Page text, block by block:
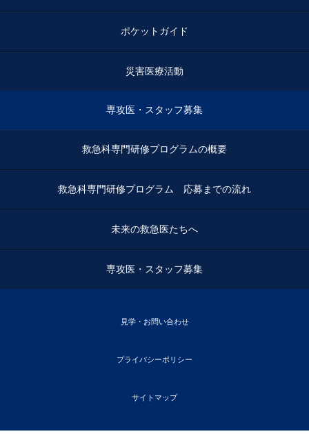
ポケットガイド
災害医療活動
専攻医・スタッフ募集
救急科専門研修プログラムの概要
救急科専門研修プログラム 応募までの流れ
未来の救急医たちへ
専攻医・スタッフ募集
見学・お問い合わせ
プライバシーポリシー
サイトマップ